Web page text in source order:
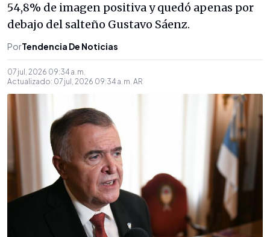
54,8% de imagen positiva y quedó apenas por
debajo del salteño Gustavo Sáenz.
PorTendencia De Noticias
07 jul, 2026 09:34 a. m.
Actualizado: 07 jul, 2026 09:34 a. m. AR